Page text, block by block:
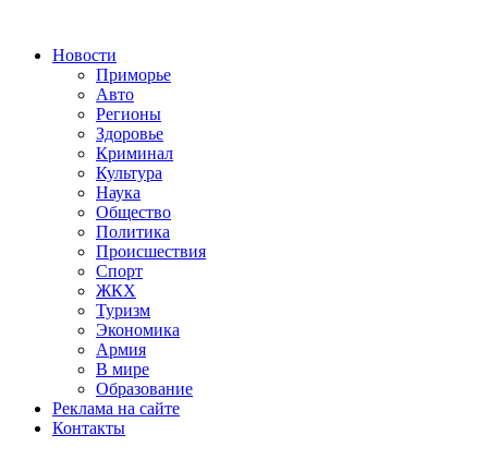
Новости
Приморье
Авто
Регионы
Здоровье
Криминал
Культура
Наука
Общество
Политика
Происшествия
Спорт
ЖКХ
Туризм
Экономика
Армия
В мире
Образование
Реклама на сайте
Контакты